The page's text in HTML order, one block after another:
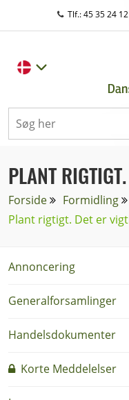
Tlf.: 45 35 24 12
PLANT
Forside Formidling
Plant rigtigt. Det er
Annoncering
Generalforsamlinger
Handelsdokumenter
Korte Meddelelser